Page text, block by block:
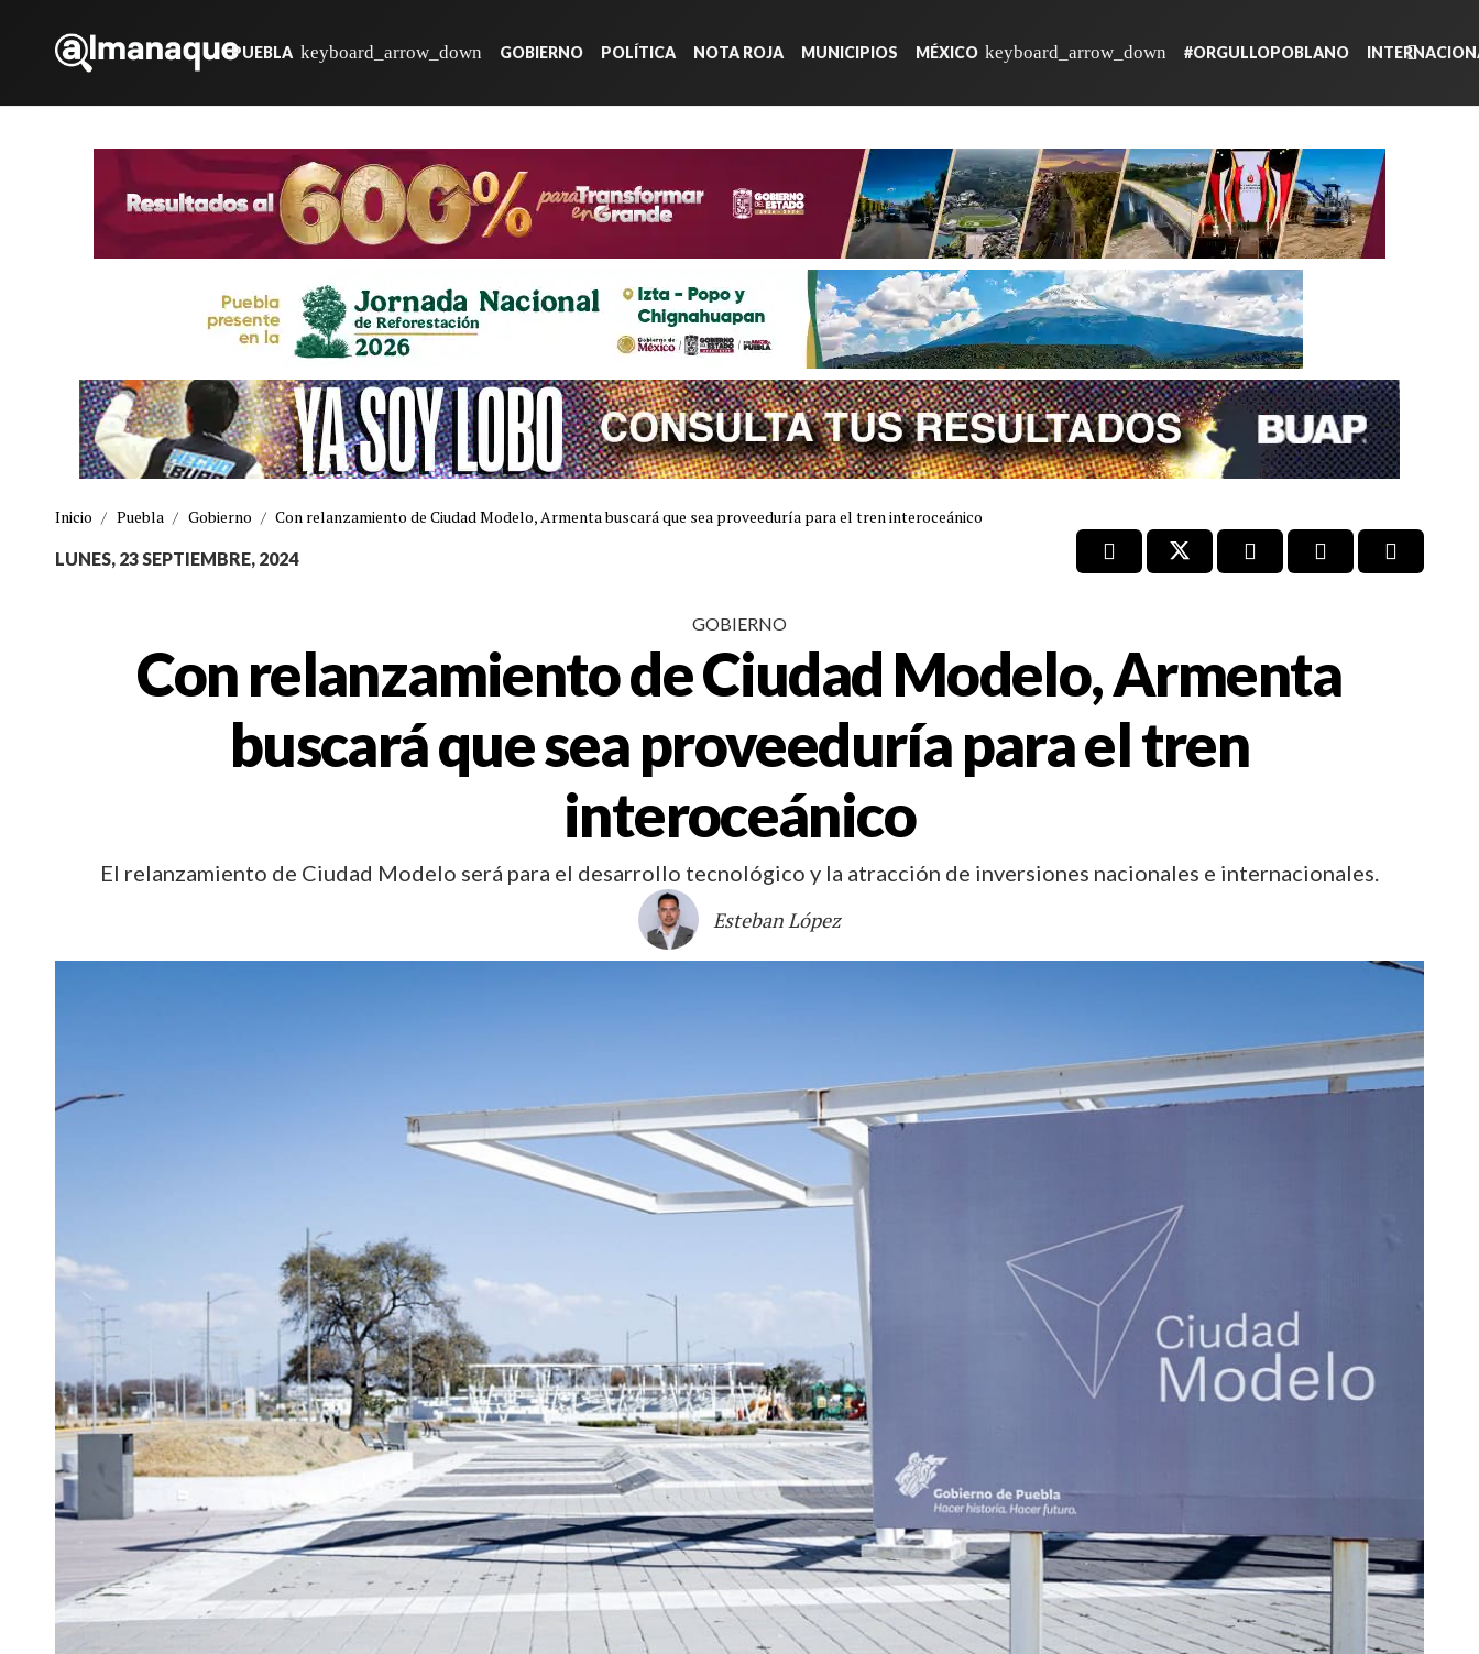
PUEBLA GOBIERNO POLÍTICA NOTA ROJA MUNICIPIOS MÉXICO #ORGULLOPOBLANO
Inicio / Puebla / Gobierno / Con relanzamiento de Ciudad Modelo, Armenta buscará que sea proveeduría para el tren interoceánico
LUNES, 23 SEPTIEMBRE, 2024
GOBIERNO
Con relanzamiento de Ciudad Modelo, Armenta
buscará que sea proveeduría para el tren
interoceánico
El relanzamiento de Ciudad Modelo será para el desarrollo tecnológico y la atracción de inversiones nacionales e internacionales.
Esteban López